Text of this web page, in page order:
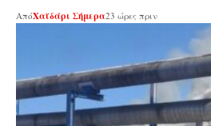
ΑπόΧαϊδάρι Σήμερα23 ώρες πριν